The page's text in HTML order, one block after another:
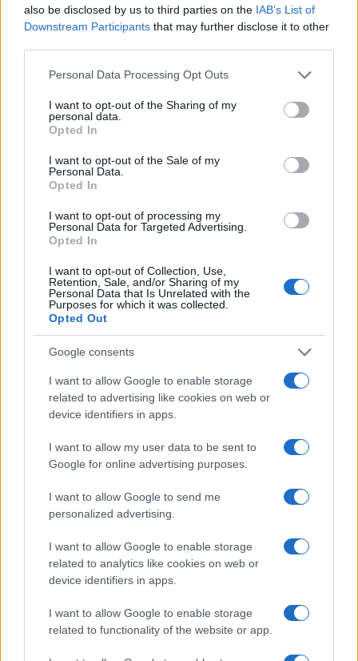
also be disclosed by us to third parties on the IAB’s List of
Downstream Participants that may further disclose it to other
Please note that this website/app uses one or more Google
not limited to your visit or usage behaviour. You may click to
grant or deny consent to Google and its third-party tags to
use your data for below specified purposes in below Google
consent section.
Personal Data Processing Opt Outs
I want to opt-out of the Sharing of my
personal data.
Opted In
I want to opt-out of the Sale of my
Personal Data.
Opted In
I want to opt-out of processing my
Personal Data for Targeted Advertising.
Opted In
I want to opt-out of Collection, Use,
Retention, Sale, and/or Sharing of my
Personal Data that Is Unrelated with the
Purposes for which it was collected.
Opted Out
Google consents
I want to allow Google to enable storage
related to advertising like cookies on web or
device identifiers in apps.
I want to allow my user data to be sent to
Google for online advertising purposes.
I want to allow Google to send me
personalized advertising.
I want to allow Google to enable storage
related to analytics like cookies on web or
device identifiers in apps.
I want to allow Google to enable storage
related to functionality of the website or app.
Lago d’Iseo in moto: itinerario tra borghi, vigneti e
pareti rocciose
Alessandro Tassinari · 7 Ago 2026
1 GIORNO OUT
Traffico intenso sulle strade italiane: previsioni e
strategie per l’esodo estivo
1 GIORNO OUT